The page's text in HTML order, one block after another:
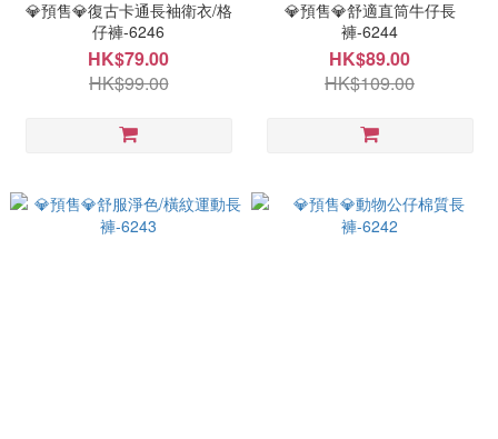
💎預售💎復古卡通長袖衛衣/格
仔褲-6246
HK$79.00
HK$99.00
💎預售💎舒適直筒牛仔長
褲-6244
HK$89.00
HK$109.00